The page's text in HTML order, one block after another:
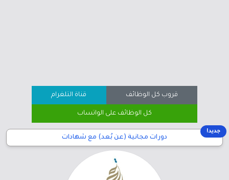
قروب كل الوظائف قناة التلغرام
كل الوظائف على الواتساب
جديد!
دورات مجانية (عن بُعد) مع شهادات